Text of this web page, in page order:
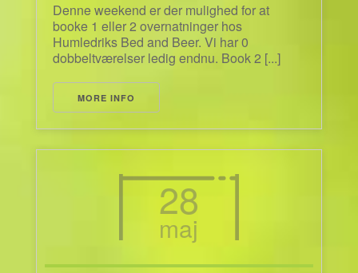
Denne weekend er der mulighed for at
booke 1 eller 2 overnatninger hos
Humledriks Bed and Beer. Vi har 0
dobbeltværelser ledig endnu. Book 2 [...]
MORE INFO
28
maj